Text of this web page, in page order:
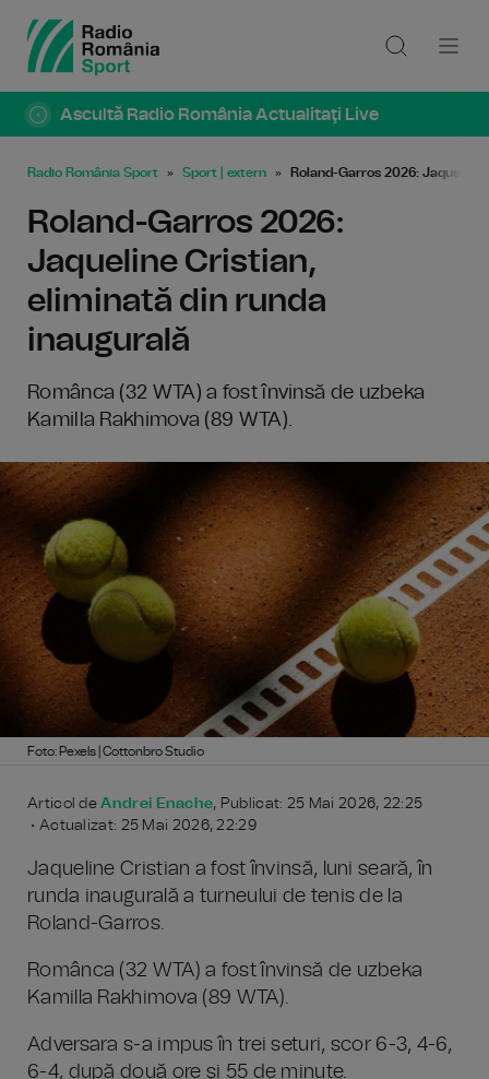
Ascultă Radio România Actualitaţi Live
Radio România Sport Sport | extern Roland-Garros 2026:
Roland-Garros 2026:
Jaqueline Cristian,
eliminată din runda
inaugurală
Românca (32 WTA) a fost învinsă de uzbeka
Kamilla Rakhimova (89 WTA).
Foto: Pexels | Cottonbro Studio
Articol deAndrei Enache, Publicat: 25 Mai 2026, 22:25
• Actualizat: 25 Mai 2026, 22:29
Jaqueline Cristian a fost învinsă, luni seară, în
runda inaugurală a turneului de tenis de la
Roland-Garros.
Românca (32 WTA) a fost învinsă de uzbeka
Kamilla Rakhimova (89 WTA).
Adversara s-a impus în trei seturi, scor 6-3, 4-6,
6-4, după două ore şi 55 de minute.